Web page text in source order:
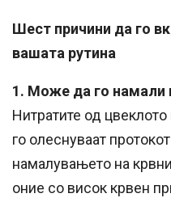
Шест причини да го
вашата рутина
1. Може да го намали
Нитратите од
го олеснуваат
намалувањето на
оние со висок крвен